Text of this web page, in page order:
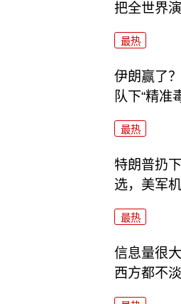
把全世界
最热
伊朗赢了
队下“精准
最热
特朗普扔
选，美军
最热
信息量很
西方都不